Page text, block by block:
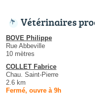
Vétérinaires
BOVE Philippe
Rue Abbeville
10 mètres
COLLET Fabrice
Chau. Saint-Pierre
2.6 km
Fermé, ouvre à 9h